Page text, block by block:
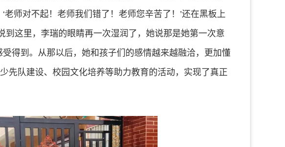
师对不起！老师我们错了！老师您辛苦了！’还在黑板上
这里，李瑞的眼睛再一次湿润了，她说那是她第一次意
得到。从那以后，她和孩子们的感情越来越融洽，更加懂
先队建设、校园文化培养等助力教育的活动，实现了真正